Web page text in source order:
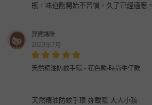
瓶，味道剛開始不習慣，久了已經適應。
羿寶媽咪
2023年7月
天然精油防蚊手環 - 花色款-時尚牛仔款
天然精油防蚊手環 妳載暖 大人小孩